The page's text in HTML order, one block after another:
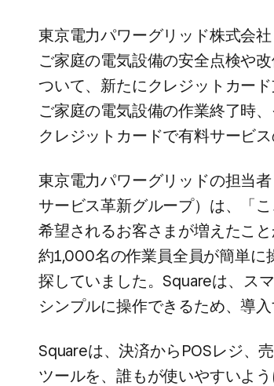
東京電力パワーグリッド株式会
ご家庭の​電気設備の​安全点検や​
ついて、​新たに​クレジットカー
ご家庭の​電気設備の​作業終了時
クレジットカードで​有料サービ
東京電力パワーグリッドの​担当
サービス革新グループ）は、​「
希望される​お客さまが​増えた​こ
約1,000名の​作業員全員が​簡単に​
探していました。​Squareは、​ス
シンプルに​操作できる​ため、​導
Squareは、​決済から​POSレジ、​
ツールを、​誰もが​使いやすいよ